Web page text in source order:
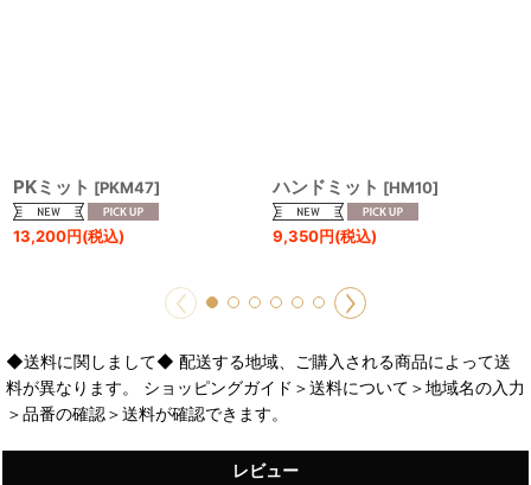
PKミット [PKM47]
13,200円(税込)
ハンドミット [HM10]
9,350円(税込)
◆送料に関しまして◆ 配送する地域、ご購入される商品によって送
料が異なります。 ショッピングガイド＞送料について＞地域名の入力
＞品番の確認＞送料が確認できます。
レビュー